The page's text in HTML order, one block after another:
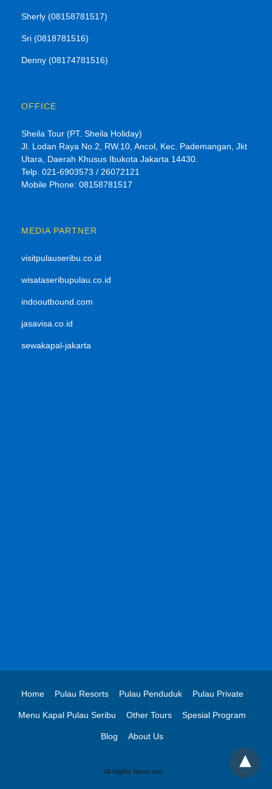
Sherly (08158781517)
Sri (0818781516)
Denny (08174781516)
OFFICE
Sheila Tour (PT. Sheila Holiday)
Jl. Lodan Raya No.2, RW.10, Ancol, Kec. Pademangan, Jkt
Utara, Daerah Khusus Ibukota Jakarta 14430.
Telp. 021-6903573 / 26072121
Mobile Phone: 08158781517
MEDIA PARTNER
visitpulauseribu.co.id
wisataseribupulau.co.id
indooutbound.com
jasavisa.co.id
sewakapal-jakarta
Home Pulau Resorts Pulau Penduduk Pulau Private
Menu Kapal Pulau Seribu Other Tours Spesial Program
Blog About Us
All Rights Reserved